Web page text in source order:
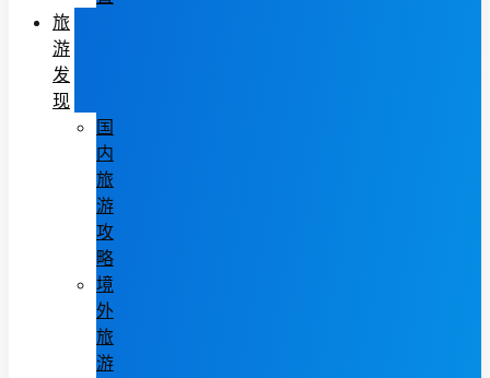
旅
游
发
现
国
内
旅
游
攻
略
境
外
旅
游